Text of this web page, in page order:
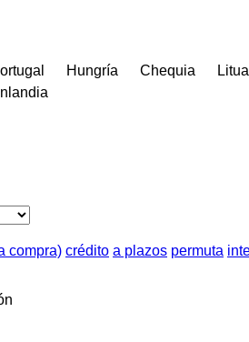
Hungría Chequia
compra) crédito a plazos permuta